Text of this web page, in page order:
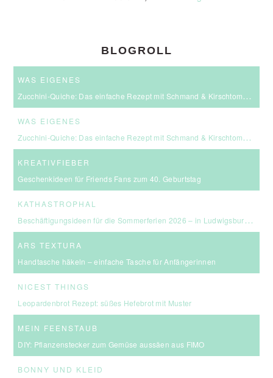
BLOGROLL
WAS EIGENES
Zucchini-Quiche: Das einfache Rezept mit Schmand & Kirschtomaten
WAS EIGENES
Zucchini-Quiche: Das einfache Rezept mit Schmand & Kirschtomaten
KREATIVFIEBER
Geschenkideen für Friends Fans zum 40. Geburtstag
KATHASTROPHAL
Beschäftigungsideen für die Sommerferien 2026 – in Ludwigsburg, Stuttgart & Umgebung
ARS TEXTURA
Handtasche häkeln – einfache Tasche für Anfängerinnen
NICEST THINGS
Leopardenbrot Rezept: süßes Hefebrot mit Muster
MEIN FEENSTAUB
DIY: Pflanzenstecker zum Gemüse aussäen aus FIMO
BONNY UND KLEID